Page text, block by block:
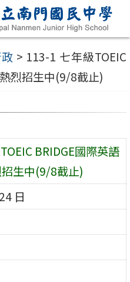
> 113-1 七年級TOEIC
烈招生中(9/8截止)
BRIDGE國際英語
生中(9/8截止)
日